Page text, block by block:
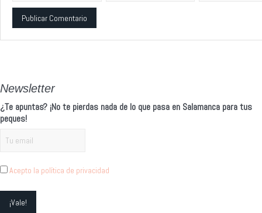
Newsletter
¿Te apuntas? ¡No te pierdas nada de lo que pasa en Salamanca para tus
peques!
Acepto la política de privacidad